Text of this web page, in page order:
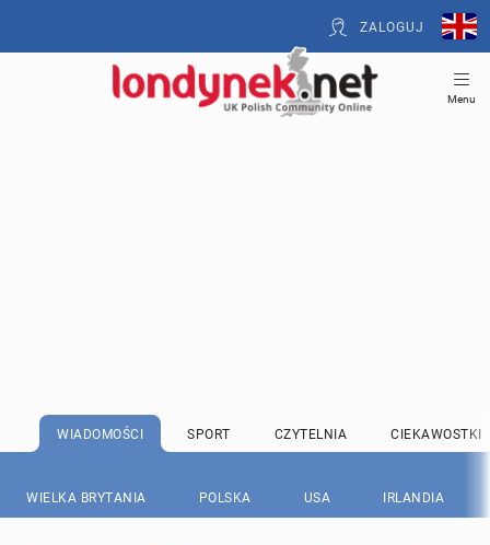
ZALOGUJ
Menu
WIADOMOŚCI SPORT CZYTELNIA CIEKAWOSTKI
WIELKA BRYTANIA POLSKA USA IRLANDIA